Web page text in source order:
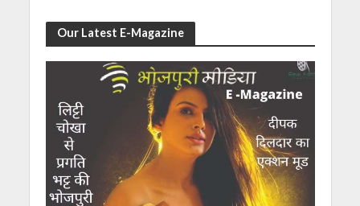
Our Latest E-Magazine